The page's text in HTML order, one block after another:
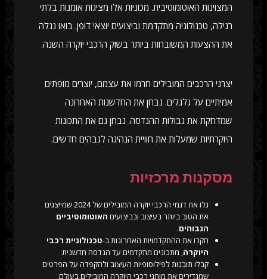
המצוינות האוטומוטיבית. מכוניות אלו מציגות אומנות בלתי
רגילה, טכנולוגיה מתקדמת וביצועים יוצאי דופן. בואו נגלה
את ההצעות המשובחות ביותר בשוק הרכבי יוקרה השנה.
יצרני הרכבים המובילים חרמו את עצמם, יוצרים מופתים
אמיתיים על גלגלים. נבחן את החדשנות האחרונה
שמדחקת את גבולות ההנדסה. נבחן גם את התכונות
היוקרתיות שמעלות את חוויית הנהיגה לגבהים חדשים.
מסקנות מרכזיות
גלו את דגמי הרכבי יוקרה המובילים של 2024 שמייצגים
את הטוב ביותר בעיצוב ובביצועים האוטומוטיביים
הגבוהים.
חקרו את ההתקדמויות האחרונות ב-טכנולוגיית רכבי
היוקרה , מתכונים מתקדמים עד הנדסה חדשנית.
קבלו תובנות לפילוסופיות העיצוב ולהקפדה על הפרטים
שמגדירים את מותגי רכבי היוקרה המובילים בעולם.